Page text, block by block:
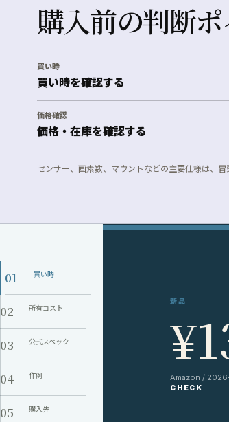
購入前の判断ポ
買い時
買い時を確認する
価格確認
価格・在庫を確認する
センサー、画素数、マウントなどの主要仕様は、冒
01 買い時
02 所有コスト
03 公式スペック
04 作例
05 購入先
新品
Amazon /
CHECK